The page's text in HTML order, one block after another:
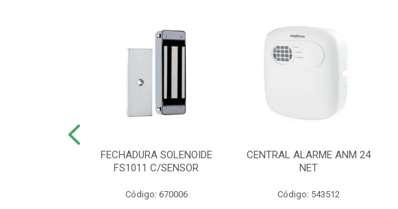
FECHADURA SOLENOIDE
FS1011 C/SENSOR
Código: 670006
CENTRAL ALARME ANM 24
NET
Código: 543512